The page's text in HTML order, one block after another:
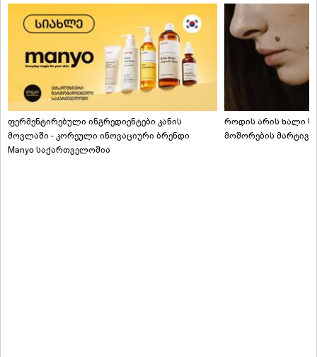
ფერმენტირებული ინგრედიენტები კანის
მოვლაში - კორეული ინოვაციური ბრენდი
Manyo საქართველოშია
როდის არის ხალი
მოშორების